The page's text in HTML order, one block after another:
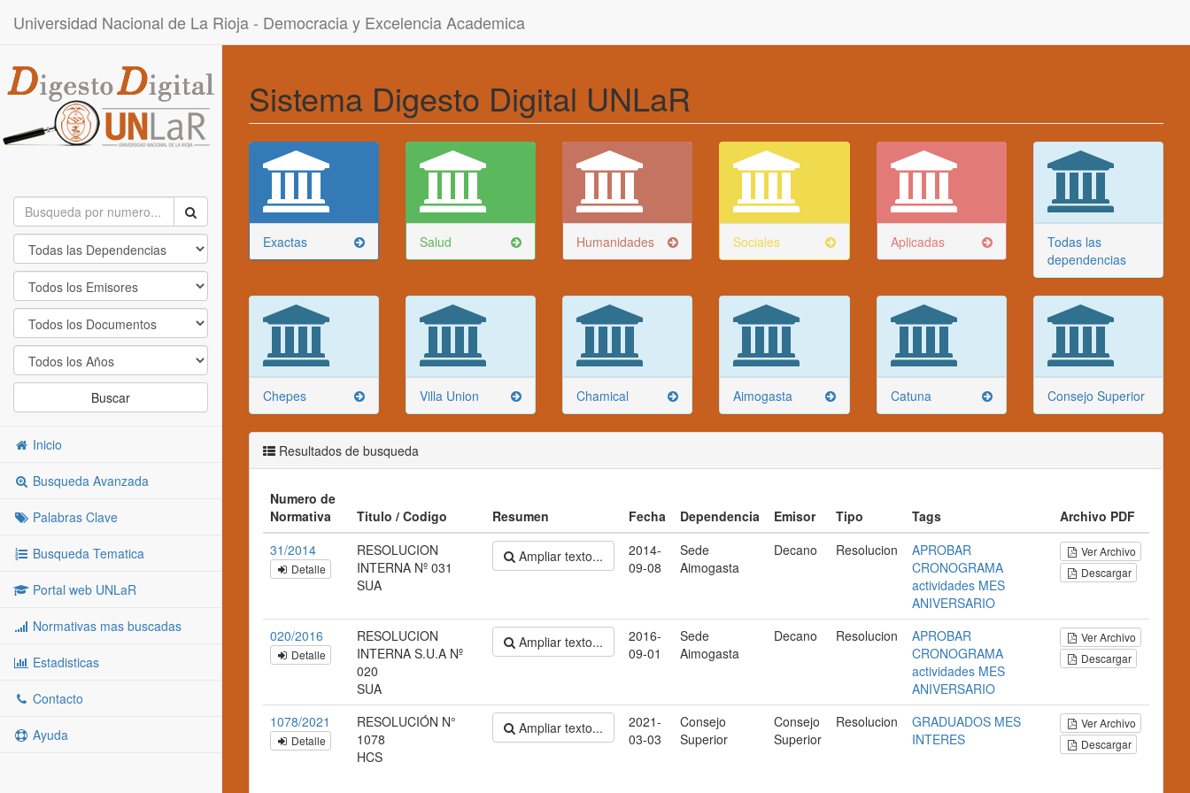
Universidad Nacional de La Rioja - Democracia y Excelencia Academica
Buscar
Inicio
Busqueda Avanzada
Palabras Clave
Busqueda Tematica
Portal web UNLaR
Normativas mas buscadas
Estadisticas
Contacto
Ayuda
Sistema Digesto Digital UNLaR
Exactas Salud Humanidades Sociales Aplicadas
Todas las
dependencias
Chepes Villa Union Chamical Aimogasta Catuna Consejo Superior
Resultados de busqueda
Numero de
Normativa
Titulo / Codigo Resumen Fecha Dependencia Emisor Tipo Tags
Archivo PDF
31/2014
Detalle
RESOLUCION
INTERNA Nº 031
SUA
Ampliar texto...
2014-
09-08
Sede
Aimogasta
Decano Resolucion
APROBAR
CRONOGRAMA
actividades MES
ANIVERSARIO
Ver Archivo
Descargar
020/2016
Detalle
RESOLUCION
INTERNA S.U.A Nº
020
SUA
Ampliar texto...
2016-
09-01
Sede
Aimogasta
Decano Resolucion
APROBAR
CRONOGRAMA
actividades MES
ANIVERSARIO
Ver Archivo
Descargar
1078/2021
Detalle
RESOLUCIÓN N°
1078
HCS
Ampliar texto...
2021-
03-03
Consejo
Superior
Consejo
Superior
Resolucion GRADUADOS MES
INTERES
Ver Archivo
Descargar